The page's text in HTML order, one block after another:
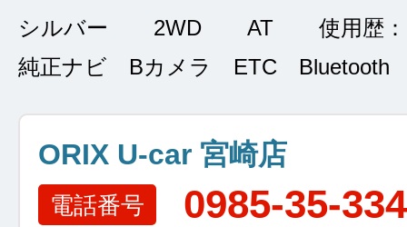
シルバー 2WD AT
使用歴
純正ナビ Bカメラ ETC Bluetooth
ORIX U-car 宮崎店
電話番号 0985-35-